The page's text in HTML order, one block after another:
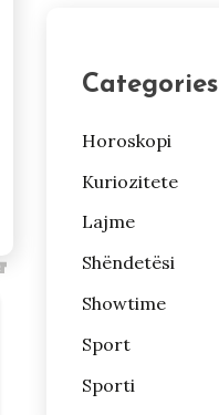
Categories
Horoskopi
Kuriozitete
Lajme
Shëndetësi
Showtime
Sport
Sporti